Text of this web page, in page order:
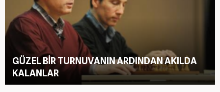
GÜZEL BİR TURNUVANIN ARDINDAN AKILDA
KALANLAR